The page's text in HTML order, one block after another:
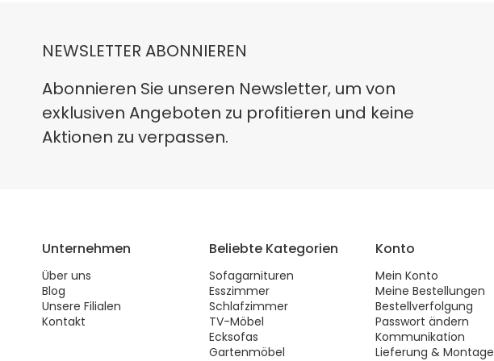
NEWSLETTER ABONNIEREN
Abonnieren Sie unseren Newsletter, um von
exklusiven Angeboten zu profitieren und keine
Aktionen zu verpassen.
Unternehmen
Über uns
Blog
Unsere Filialen
Kontakt
Beliebte Kategorien
Sofagarnituren
Esszimmer
Schlafzimmer
TV-Möbel
Ecksofas
Gartenmöbel
Konto
Mein Konto
Meine Bestellungen
Bestellverfolgung
Passwort ändern
Kommunikation
Lieferung & Montage